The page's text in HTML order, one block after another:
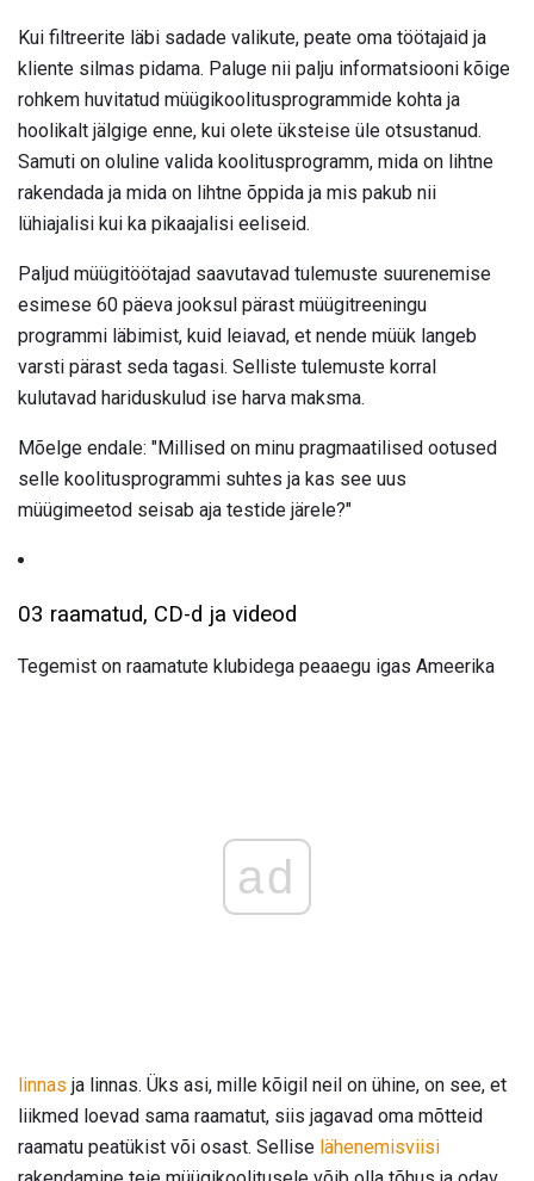
Kui filtreerite läbi sadade valikute, peate oma töötajaid ja
kliente silmas pidama. Paluge nii palju informatsiooni kõige
rohkem huvitatud müügikoolitusprogrammide kohta ja
hoolikalt jälgige enne, kui olete üksteise üle otsustanud.
Samuti on oluline valida koolitusprogramm, mida on lihtne
rakendada ja mida on lihtne õppida ja mis pakub nii
lühiajalisi kui ka pikaajalisi eeliseid.
Paljud müügitöötajad saavutavad tulemuste suurenemise
esimese 60 päeva jooksul pärast müügitreeningu
programmi läbimist, kuid leiavad, et nende müük langeb
varsti pärast seda tagasi. Selliste tulemuste korral
kulutavad hariduskulud ise harva maksma.
Mõelge endale: "Millised on minu pragmaatilised ootused
selle koolitusprogrammi suhtes ja kas see uus
müügimeetod seisab aja testide järele?"
03 raamatud, CD-d ja videod
Tegemist on raamatute klubidega peaaegu igas Ameerika
ad
linnas ja linnas. Üks asi, mille kõigil neil on ühine, on see, et
liikmed loevad sama raamatut, siis jagavad oma mõtteid
raamatu peatükist või osast. Sellise lähenemisviisi